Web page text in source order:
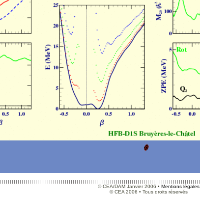
© CEA/DAM Janvier 2006 • Mentions légales
© CEA 2006 • Tous droits réservés